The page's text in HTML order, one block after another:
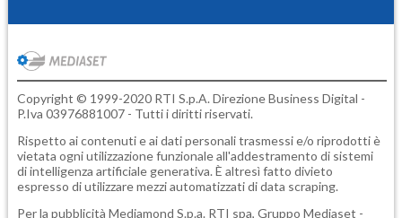
Copyright © 1999-2020 RTI S.p.A. Direzione Business Digital -
P.Iva 03976881007 - Tutti i diritti riservati.
Rispetto ai contenuti e ai dati personali trasmessi e/o riprodotti è
vietata ogni utilizzazione funzionale all'addestramento di sistemi
di intelligenza artificiale generativa. È altresì fatto divieto
espresso di utilizzare mezzi automatizzati di data scraping.
Per la pubblicità Mediamond S.p.a. RTI spa, Gruppo Mediaset -